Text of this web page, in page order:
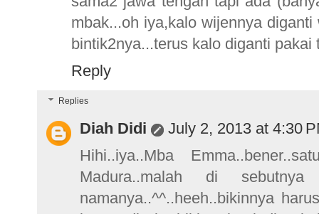
mbak...oh iya,kalo wijennya
bintik2nya...terus kalo diganti
Reply
Replies
Diah Didi
July 2, 2013 at 4:30
Hihi..iya..Mba
Madura..malah di
namanya..^^..heeh..bikinnya